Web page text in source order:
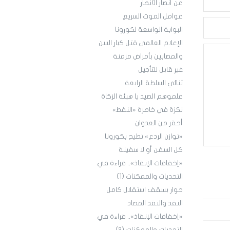
عن أنصار الأنصار
عوامل الموت السريع
البوابة الواسعة لكورونا
الإعلام العالمي قتل كبار السن
والمصابين بأمراض مزمنة
غير قابل للتأجيل
ثنائي السلطة الرابعة
علموهم الصيد يا هيئة الزكاة
نكزة في خاصرة «النفط»
أحقر من العدوان
«توازن الردع» تطيح بكورونا
كل السفن أو لا سفينة
«إخفاقات الإنقاذ».. قراءة في
التحديات والممكنات (1)
حوار بسقف استقلال كامل
النقد والنقد المضاد
«إخفاقات الإنقاذ».. قراءة في